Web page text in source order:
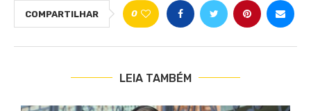
COMPARTILHAR 0
LEIA TAMBÉM